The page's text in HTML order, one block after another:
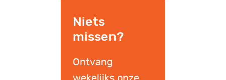
Niets
missen?
Ontvang